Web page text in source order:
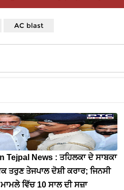
AC blast
Tejpal News : ਤਹਿਲਕਾ ਦੇ ਸਾਬਕਾ
ਤਰੁਣ ਤੇਜਪਾਲ ਦੋਸ਼ੀ ਕਰਾਰ; ਜਿਨਸੀ
ਵਿੱਚ 10 ਸਾਲ ਦੀ ਸਜ਼ਾ